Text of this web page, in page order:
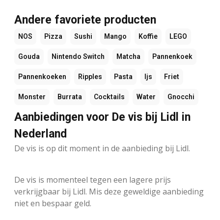
Andere favoriete producten
NOS Pizza Sushi Mango Koffie LEGO
Gouda Nintendo Switch Matcha Pannenkoek
Pannenkoeken Ripples Pasta Ijs Friet
Monster Burrata Cocktails Water Gnocchi
Aanbiedingen voor De vis bij Lidl in
Nederland
De vis is op dit moment in de aanbieding bij Lidl.
De vis is momenteel tegen een lagere prijs
verkrijgbaar bij Lidl. Mis deze geweldige aanbieding
niet en bespaar geld.